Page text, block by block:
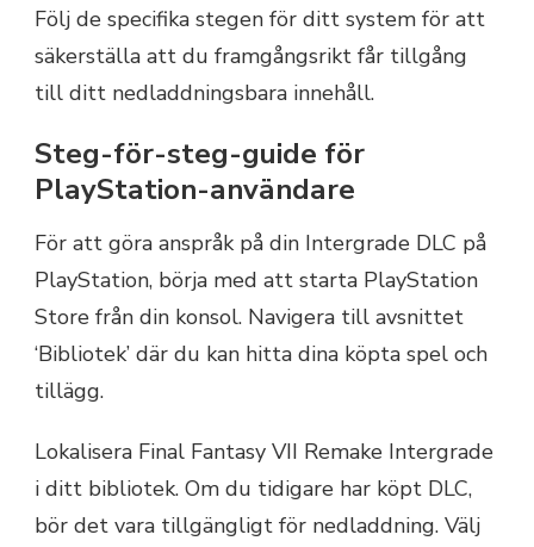
Följ de specifika stegen för ditt system för att
säkerställa att du framgångsrikt får tillgång
till ditt nedladdningsbara innehåll.
Steg-för-steg-guide för
PlayStation-användare
För att göra anspråk på din Intergrade DLC på
PlayStation, börja med att starta PlayStation
Store från din konsol. Navigera till avsnittet
‘Bibliotek’ där du kan hitta dina köpta spel och
tillägg.
Lokalisera Final Fantasy VII Remake Intergrade
i ditt bibliotek. Om du tidigare har köpt DLC,
bör det vara tillgängligt för nedladdning. Välj